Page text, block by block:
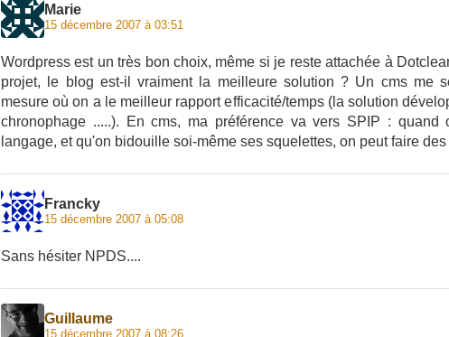
Marie
15 décembre 2007 à 03:51
Wordpress est un très bon choix, même si je reste attachée à
projet, le blog est-il vraiment la meilleure solution ? Un cms me
mesure où on a le meilleur rapport efficacité/temps (la solution
chronophage .....). En cms, ma préférence va vers SPIP :
langage, et qu'on bidouille soi-même ses squelettes, on peut faire
Francky
15 décembre 2007 à 05:08
Sans hésiter NPDS....
Guillaume
15 décembre 2007 à 08:26